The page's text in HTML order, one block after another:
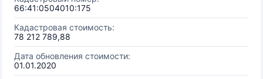
66:41:0504010:175
Кадастровая стоимость:
78 212 789,88
Дата обновления стоимости:
01.01.2020